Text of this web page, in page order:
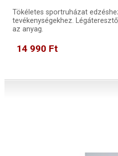
Tökéletes sportruházat
tevékenységekhez.
az anyag.
14 990 Ft